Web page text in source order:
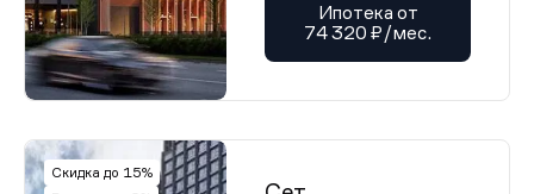
Ипотека от
74 320 ₽/мес.
Скидка до 15%